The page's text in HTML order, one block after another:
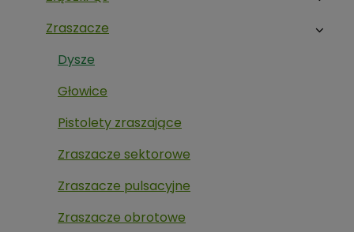
Zraszacze
Dysze
Głowice
Pistolety zraszające
Zraszacze sektorowe
Zraszacze pulsacyjne
Zraszacze obrotowe